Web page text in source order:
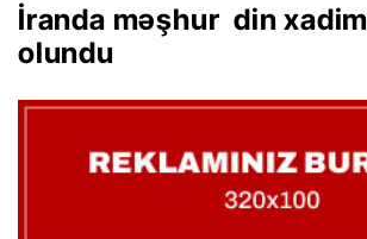
İranda məşhur din
olundu